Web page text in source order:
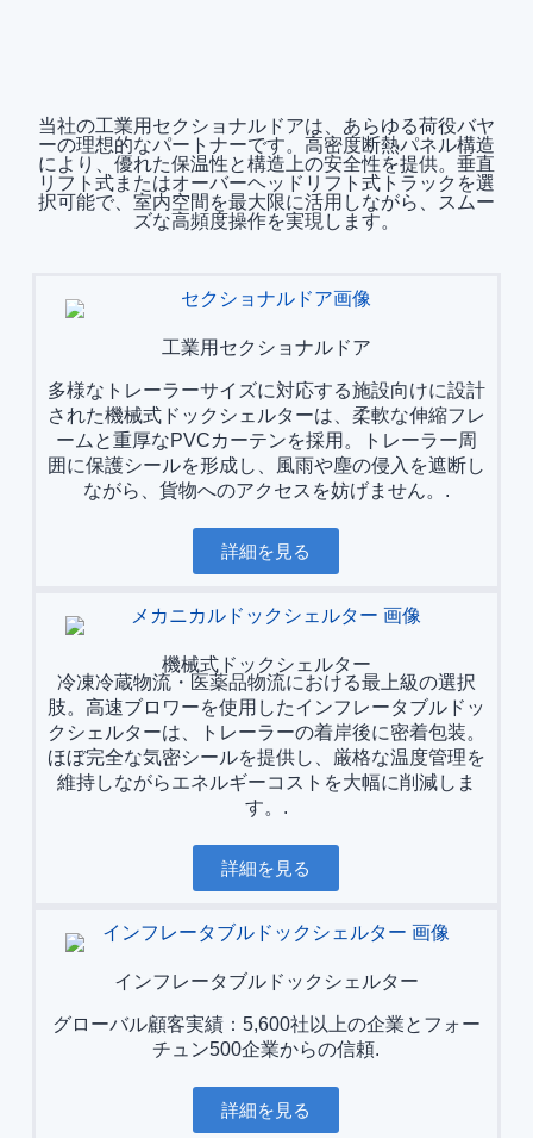
当社の工業用セクショナルドアは、あらゆる荷役バヤ
ーの理想的なパートナーです。高密度断熱パネル構造
により、優れた保温性と構造上の安全性を提供。垂直
リフト式またはオーバーヘッドリフト式トラックを選
択可能で、室内空間を最大限に活用しながら、スムー
ズな高頻度操作を実現します。
工業用セクショナルドア
多様なトレーラーサイズに対応する施設向けに設計
された機械式ドックシェルターは、柔軟な伸縮フレ
ームと重厚なPVCカーテンを採用。トレーラー周
囲に保護シールを形成し、風雨や塵の侵入を遮断し
ながら、貨物へのアクセスを妨げません。.
詳細を見る
機械式ドックシェルター
冷凍冷蔵物流・医薬品物流における最上級の選択
肢。高速ブロワーを使用したインフレータブルドッ
クシェルターは、トレーラーの着岸後に密着包装。
ほぼ完全な気密シールを提供し、厳格な温度管理を
維持しながらエネルギーコストを大幅に削減しま
す。.
詳細を見る
インフレータブルドックシェルター
グローバル顧客実績：5,600社以上の企業とフォー
チュン500企業からの信頼.
詳細を見る